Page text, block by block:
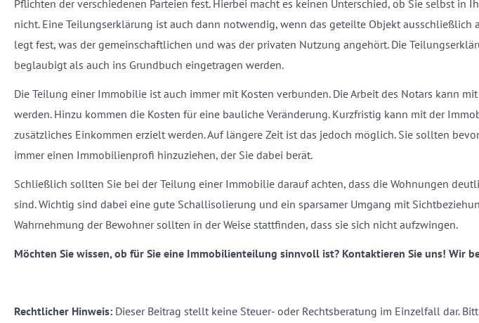
Pflichten der verschiedenen Parteien fest. Hierbei macht es keinen Unterschied, ob Sie selbst in
nicht. Eine Teilungserklärung ist auch dann notwendig, wenn das geteilte Objekt ausschließlich
legt fest, was der gemeinschaftlichen und was der privaten Nutzung angehört. Die
beglaubigt als auch ins Grundbuch eingetragen werden.
Die Teilung einer Immobilie ist auch immer mit Kosten verbunden. Die Arbeit des Notars kann
werden. Hinzu kommen die Kosten für eine bauliche Veränderung. Kurzfristig kann mit der
zusätzliches Einkommen erzielt werden. Auf längere Zeit ist das jedoch möglich. Sie sollten
immer einen Immobilienprofi hinzuziehen, der Sie dabei berät.
Schließlich sollten Sie bei der Teilung einer Immobilie darauf achten, dass die Wohnungen
sind. Wichtig sind dabei eine gute Schallisolierung und ein sparsamer Umgang mit
Wahrnehmung der Bewohner sollten in der Weise stattfinden, dass sie sich nicht aufzwingen.
Möchten Sie wissen, ob für Sie eine Immobilienteilung sinnvoll ist? Kontaktieren Sie uns! Wir
Rechtlicher Hinweis: Dieser Beitrag stellt keine Steuer- oder Rechtsberatung im Einzelfall dar.